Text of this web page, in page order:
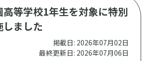
等学校1年生を対象に特別
ました
掲載日: 2026年07月02日
最終更新日: 2026年07月06日